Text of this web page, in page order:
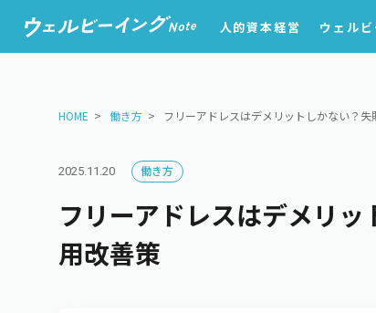
人的資本経営 ウェル
HOME 働き方 フリーアドレスはデメリットしかない？
2025.11.20 働き方
フリーアドレスはデメリ
用改善策